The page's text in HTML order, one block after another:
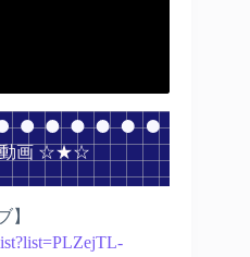
動画 ☆★☆
】